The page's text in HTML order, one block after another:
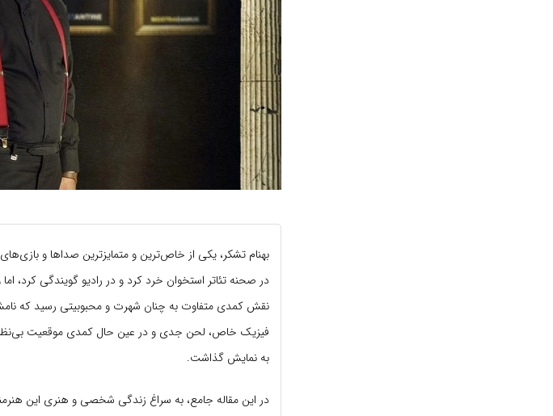
بهنام تشکر، یکی از خاص‌ترین و متمایزترین صداها و بازی‌های
در صحنه تئاتر استخوان خرد کرد و در رادیو گویندگی کرد،
نقش کمدی متفاوت به چنان شهرت و محبوبیتی رسید که
فیزیک خاص، لحن جدی و در عین حال کمدی موقعیت
به نمایش گذاشت.
در این مقاله جامع، به سراغ زندگی شخصی و هنری این